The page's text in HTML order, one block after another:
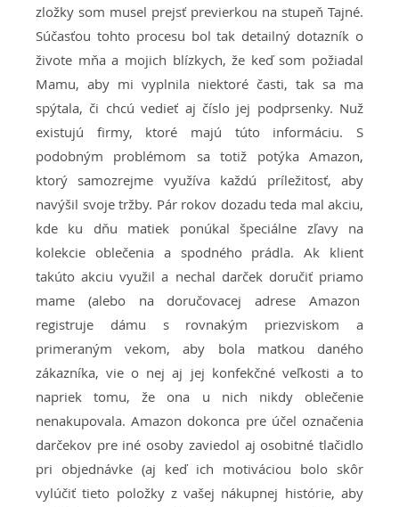
zložky som musel prejsť previerkou na stupeň Tajné.
Súčasťou tohto procesu bol tak detailný dotazník o
živote mňa a mojich blízkych, že keď som požiadal
Mamu, aby mi vyplnila niektoré časti, tak sa ma
spýtala, či chcú vedieť aj číslo jej podprsenky. Nuž
existujú firmy, ktoré majú túto informáciu. S
podobným problémom sa totiž potýka Amazon,
ktorý samozrejme využíva každú príležitosť, aby
navýšil svoje tržby. Pár rokov dozadu teda mal akciu,
kde ku dňu matiek ponúkal špeciálne zľavy na
kolekcie oblečenia a spodného prádla. Ak klient
takúto akciu využil a nechal darček doručiť priamo
mame (alebo na doručovacej adrese Amazon
registruje dámu s rovnakým priezviskom a
primeraným vekom, aby bola matkou daného
zákazníka, vie o nej aj jej konfekčné veľkosti a to
napriek tomu, že ona u nich nikdy oblečenie
nenakupovala. Amazon dokonca pre účel označenia
darčekov pre iné osoby zaviedol aj osobitné tlačidlo
pri objednávke (aj keď ich motiváciou bolo skôr
vylúčiť tieto položky z vašej nákupnej histórie, aby